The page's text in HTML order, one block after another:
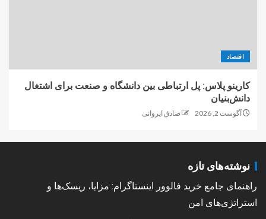
اقتصاد
کارینو پلاس: پل ارتباطی بین دانشگاه و صنعت برای اشتغال
دانش‌بنیان
آگوست 2, 2026 صادق ایروانی
نوشته‌های تازه
راهنمای جامع خرید فالوور اینستاگرام: مزایا، ریسک‌ها و
استراتژی‌های امن